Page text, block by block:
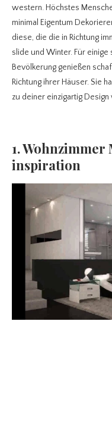
western. Höchstes
minimal Eigentum
diese, die die in Richtung
slide und Winter. Für
Bevölkerung genießen
Richtung ihrer Häuser. Sie
zu deiner einzigartig
1.
inspiration